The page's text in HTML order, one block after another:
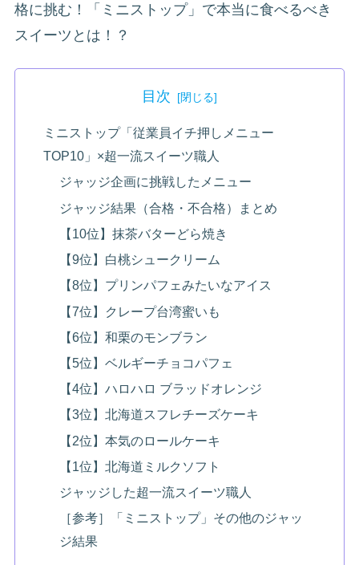
格に挑む！「ミニストップ」で本当に食べるべき
スイーツとは！？
目次
ミニストップ「従業員イチ押しメニュー
TOP10」×超一流スイーツ職人
ジャッジ企画に挑戦したメニュー
ジャッジ結果（合格・不合格）まとめ
【10位】抹茶バターどら焼き
【9位】白桃シュークリーム
【8位】プリンパフェみたいなアイス
【7位】クレープ台湾蜜いも
【6位】和栗のモンブラン
【5位】ベルギーチョコパフェ
【4位】ハロハロ ブラッドオレンジ
【3位】北海道スフレチーズケーキ
【2位】本気のロールケーキ
【1位】北海道ミルクソフト
ジャッジした超一流スイーツ職人
［参考］「ミニストップ」その他のジャッ
ジ結果